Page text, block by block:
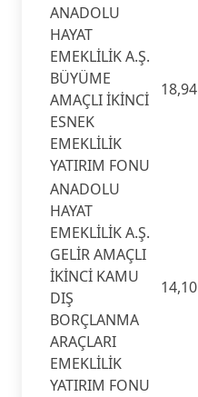
ANADOLU
HAYAT
EMEKLİLİK A.Ş.
BÜYÜME
AMAÇLI İKİNCİ
ESNEK
EMEKLİLİK
YATIRIM FONU
18,94
ANADOLU
HAYAT
EMEKLİLİK A.Ş.
GELİR AMAÇLI
İKİNCİ KAMU
DIŞ
BORÇLANMA
ARAÇLARI
EMEKLİLİK
YATIRIM FONU
14,10